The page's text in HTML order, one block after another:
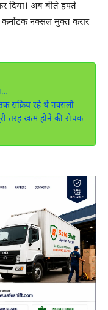
दिया। अब बीते हफ्ते
कर्नाटक नक्सल मुक्त करार
सक्रिय रहे थे नक्सली
तरह खत्म होने की रोचक